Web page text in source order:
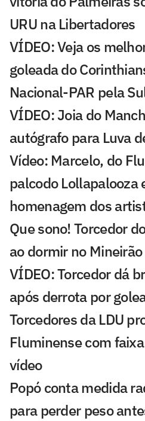
URU na Libertadores
VÍDEO: Veja os
goleada do
Nacional-PAR pela
VÍDEO: Joia do
autógrafo para Luva
Vídeo: Marcelo, do
palcodo Lollapalooza
homenagem dos
Que sono! Torcedor
ao dormir no
VÍDEO: Torcedor dá
após derrota por
Torcedores da LDU
Fluminense com
vídeo
Popó conta medida
para perder peso